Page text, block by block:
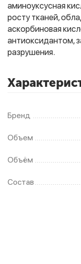
аминоуксусная
росту тканей,
аскорбиновая
антиоксидантом,
разрушения.
Бренд
Объем
Объём
Состав